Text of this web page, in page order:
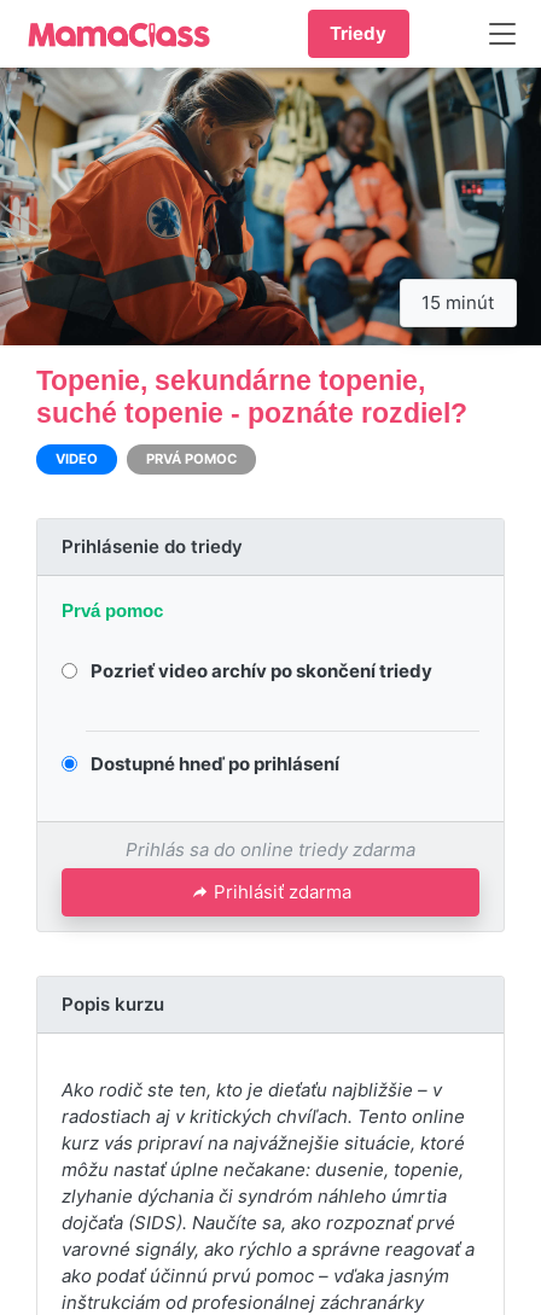
Triedy
15 minút
Topenie, sekundárne topenie,
suché topenie - poznáte rozdiel?
VIDEO PRVÁ POMOC
Prihlásenie do triedy
Prvá pomoc
Pozrieť video archív po skončení triedy
Dostupné hneď po prihlásení
Prihlás sa do online triedy zdarma
Prihlásiť zdarma
Popis kurzu
Ako rodič ste ten, kto je dieťaťu najbližšie – v
radostiach aj v kritických chvíľach. Tento online
kurz vás pripraví na najvážnejšie situácie, ktoré
môžu nastať úplne nečakane: dusenie, topenie,
zlyhanie dýchania či syndróm náhleho úmrtia
dojčaťa (SIDS). Naučíte sa, ako rozpoznať prvé
varovné signály, ako rýchlo a správne reagovať a
ako podať účinnú prvú pomoc – vďaka jasným
inštrukciám od profesionálnej záchranárky